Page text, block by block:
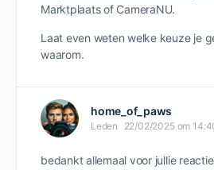
Marktplaats of CameraNU.
Laat even weten welke keuze je
waarom.
home_of_paws
Leden 22/02/2025 om
bedankt allemaal voor jullie